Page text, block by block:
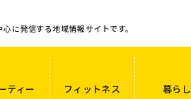
に発信する地域情報サイトです。
ティー フィットネス 暮らし